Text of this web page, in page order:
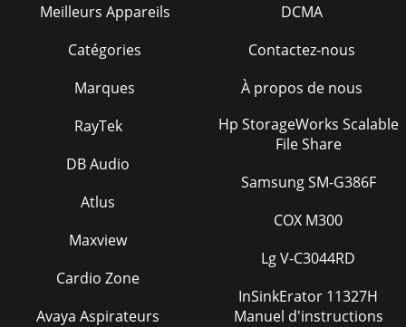
Meilleurs Appareils
Catégories
Marques
DCMA
Contactez-nous
À propos de nous
RayTek
DB Audio
Atlus
Maxview
Cardio Zone
Avaya Aspirateurs
Hp StorageWorks Scalable
File Share
Samsung SM-G386F
COX M300
Lg V-C3044RD
InSinkErator 11327H
Manuel d'instructions